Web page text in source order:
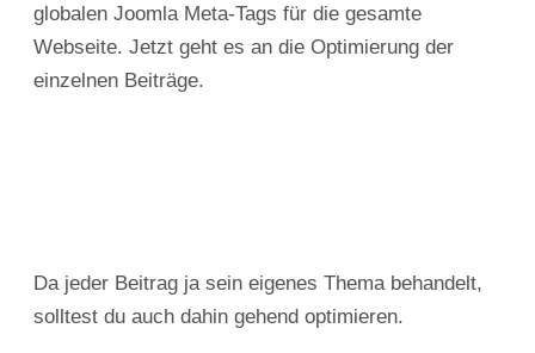
globalen Joomla Meta-Tags für die gesamte
Webseite. Jetzt geht es an die Optimierung der
einzelnen Beiträge.
Da jeder Beitrag ja sein eigenes Thema behandelt,
solltest du auch dahin gehend optimieren.